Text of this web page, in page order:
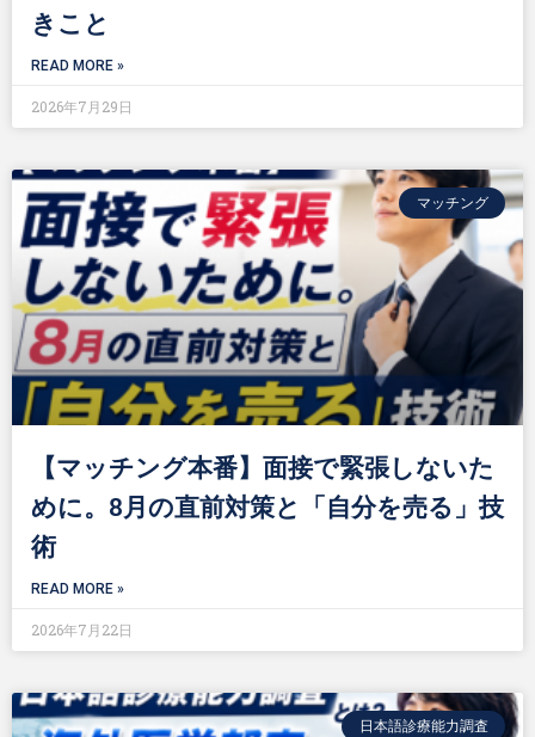
きこと
READ MORE »
2026年7月29日
マッチング
【マッチング本番】面接で緊張しないた
めに。8月の直前対策と「自分を売る」技
術
READ MORE »
2026年7月22日
日本語診療能力調査